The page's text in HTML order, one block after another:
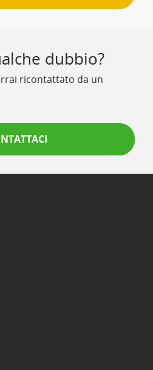
dubbio?
ricontattato da un